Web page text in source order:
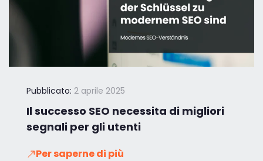
Pubblicato: 2 aprile 2025
Il successo SEO necessita di migliori
segnali per gli utenti
Per saperne di più